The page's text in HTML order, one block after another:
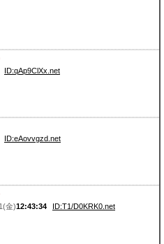
ID:qAp9ClXx.net
ID:eAovvgzd.net
金)12:43:34 ID:T1/D0KRK0.net